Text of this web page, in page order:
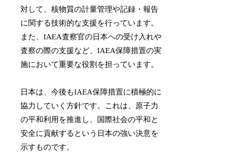
対して、核物質の計量管理や記録・報告
に関する技術的な支援を行っています。
また、IAEA査察官の日本への受け入れや
査察の際の支援など、IAEA保障措置の実
施において重要な役割を担っています。
日本は、今後もIAEA保障措置に積極的に
協力していく方針です。これは、原子力
の平和利用を推進し、国際社会の平和と
安全に貢献するという日本の強い決意を
示すものです。